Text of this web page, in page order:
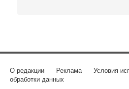
О редакции Реклама Условия
обработки данных